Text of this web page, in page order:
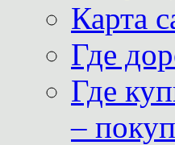
Карта
Где
Где
–